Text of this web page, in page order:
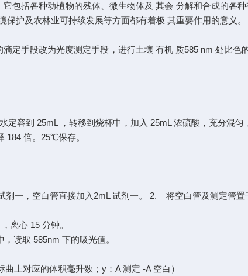
包括各种动植物的残体、微生物体及 其会 分解和合成的各
护及农林业可持续发展等方面都有着极 其重要作用的意义。
定手段改为光度测定手段，进行土壤 有机 质585 nm 处比
容到 25mL ，转移到烧杯中，加入 25mL 浓硫酸，充分混匀
184 倍。25℃保存。
剂一，空白管直接加入2mL 试剂一。 2. 将空白管及测定管
离心 15 分钟。
读取 585nm 下的吸光值。
上对应的体积毫升数；y：A 测定 -A 空白）